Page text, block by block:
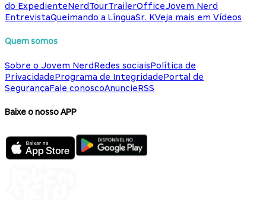
do ExpedienteNerdTourTrailerOfficeJovem Nerd
EntrevistaQueimando a LínguaSr. KVeja mais em Vídeos
Quem somos
Sobre o Jovem NerdRedes sociaisPolítica de
PrivacidadePrograma de IntegridadePortal de
SegurançaFale conoscoAnuncieRSS
Baixe o nosso APP